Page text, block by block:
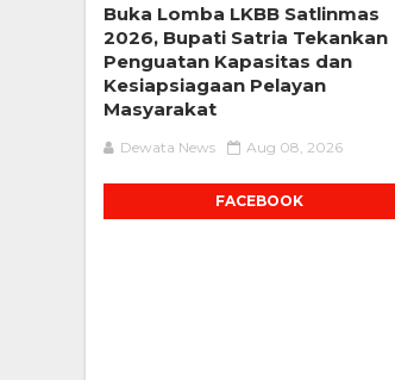
Buka Lomba LKBB Satlinmas
2026, Bupati Satria Tekankan
Penguatan Kapasitas dan
Kesiapsiagaan Pelayan
Masyarakat
Dewata News Aug 08, 2026
FACEBOOK